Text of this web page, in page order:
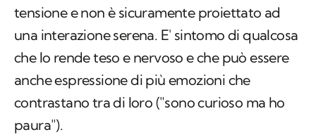
tensione e non è sicuramente proiettato ad
una interazione serena. E' sintomo di qualcosa
che lo rende teso e nervoso e che può essere
anche espressione di più emozioni che
contrastano tra di loro ("sono curioso ma ho
paura").